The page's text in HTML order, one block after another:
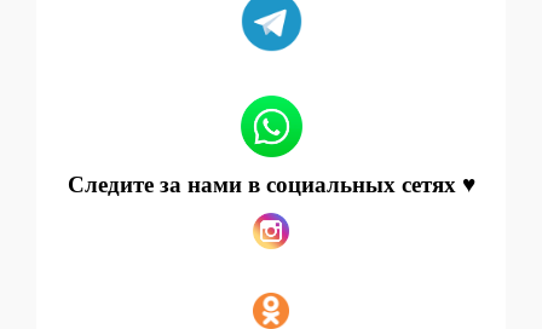
Следите за нами в социальных сетях ♥